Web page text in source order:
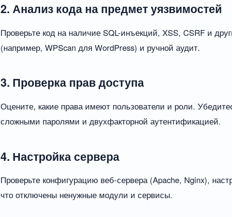
2. Анализ кода на предмет уязвимостей
Проверьте код на наличие SQL-инъекций, XSS, CSRF и
(например, WPScan для WordPress) и ручной аудит.
3. Проверка прав доступа
Оцените, какие права имеют пользователи и роли.
сложными паролями и двухфакторной аутентификацией.
4. Настройка сервера
Проверьте конфигурацию веб-сервера (Apache, Nginx),
что отключены ненужные модули и сервисы.